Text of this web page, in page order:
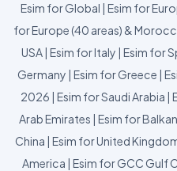
Esim for Global | Esim for
for Europe (40 areas) &
USA| Esim for Italy | Esim for
Germany | Esim for Greece |
2026 | Esim for Saudi Arabia |
Arab Emirates | Esim for
China | Esim for United
America | Esim for GCC Gulf